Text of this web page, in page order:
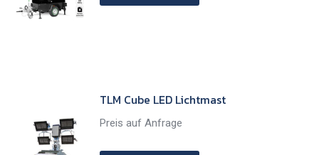
TLM Cube LED Lichtmast
Preis auf Anfrage